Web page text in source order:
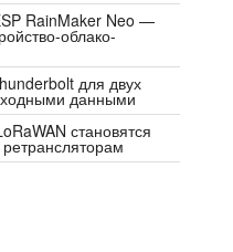
RainMaker Neo —
облако-
для двух
данными
становятся